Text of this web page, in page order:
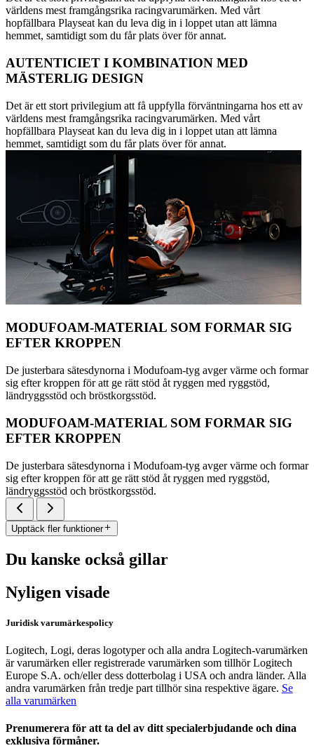
världens mest framgångsrika racingvarumärken. Med vårt
hopfällbara Playseat kan du leva dig in i loppet utan att lämna
hemmet, samtidigt som du får plats över för annat.
AUTENTICIET I KOMBINATION MED
MÄSTERLIG DESIGN
Det är ett stort privilegium att få uppfylla förväntningarna hos ett av
världens mest framgångsrika racingvarumärken. Med vårt
hopfällbara Playseat kan du leva dig in i loppet utan att lämna
hemmet, samtidigt som du får plats över för annat.
MODUFOAM-MATERIAL SOM FORMAR SIG
EFTER KROPPEN
De justerbara sätesdynorna i Modufoam-tyg avger värme och formar
sig efter kroppen för att ge rätt stöd åt ryggen med ryggstöd,
ländryggsstöd och bröstkorgsstöd.
MODUFOAM-MATERIAL SOM FORMAR SIG
EFTER KROPPEN
De justerbara sätesdynorna i Modufoam-tyg avger värme och formar
sig efter kroppen för att ge rätt stöd åt ryggen med ryggstöd,
ländryggsstöd och bröstkorgsstöd.
Upptäck fler funktioner
Du kanske också gillar
Nyligen visade
Juridisk varumärkespolicy
Logitech, Logi, deras logotyper och alla andra Logitech-varumärken
är varumärken eller registrerade varumärken som tillhör Logitech
Europe S.A. och/eller dess dotterbolag i USA och andra länder. Alla
andra varumärken från tredje part tillhör sina respektive ägare. Se
alla varumärken
Prenumerera för att ta del av ditt specialerbjudande och dina
exklusiva förmåner.